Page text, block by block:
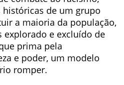
de um grupo
a maioria da população,
explorado e excluído de
prima pela
e poder, um modelo
romper.